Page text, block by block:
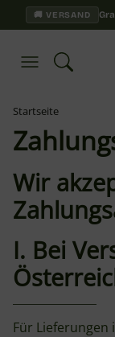
🚚 VERSAND
Startseite
Wir
I. Bei
Für